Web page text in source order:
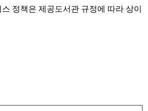
정책은 제공도서관 규정에 따라 상이